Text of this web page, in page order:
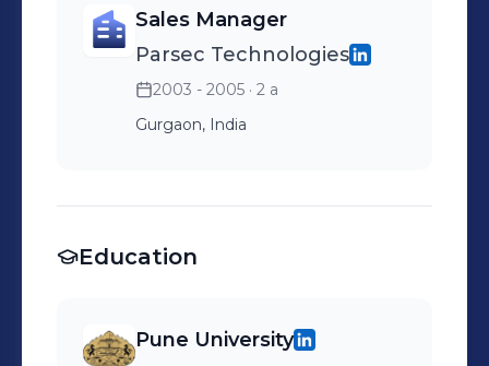
Sales Manager
Parsec Technologies
2003 - 2005 · 2 a
Gurgaon, India
Education
Pune University